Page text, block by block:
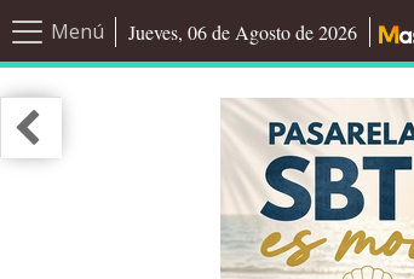
Menú Jueves, 06 de Agosto de 2026